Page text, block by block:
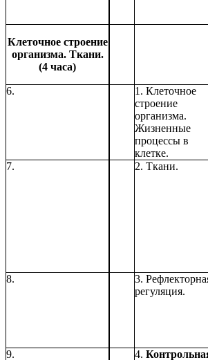
Клеточное строение
организма. Ткани.
(4 часа)
6.
1. Клеточное
строение
организма.
Жизненные
процессы в
клетке.
7.
2. Ткани.
8.
3.
регуляция.
9. 4.